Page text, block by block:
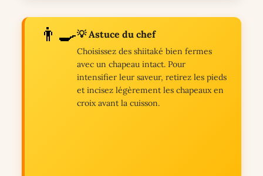
👨‍🍳💡 Astuce du chef
Choisissez des shiitaké bien fermes
avec un chapeau intact. Pour
intensifier leur saveur, retirez les pieds
et incisez légèrement les chapeaux en
croix avant la cuisson.